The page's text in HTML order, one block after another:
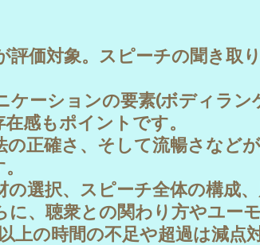
評価対象。スピーチの聞き取
ケーションの要素(ボディラン
感もポイントです。
の正確さ、そして流暢さなど
の選択、スピーチ全体の構成
、聴衆との関わり方やユーモ
上の時間の不足や超過は減点